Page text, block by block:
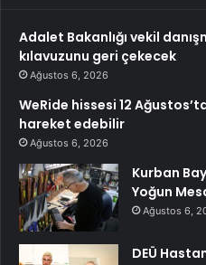
Adalet Bakanlığı vekil
kılavuzunu geri çekecek
Ağustos 6, 2026
WeRide hissesi 12
hareket edebilir
Ağustos 6, 2026
Kurban
Yoğun
Ağustos 6,
DEÜ